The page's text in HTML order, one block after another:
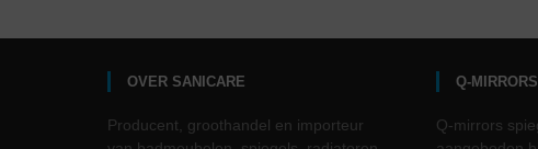
OVER SANICARE
Producent, groothandel en importeur
Q-
Q-mirrors